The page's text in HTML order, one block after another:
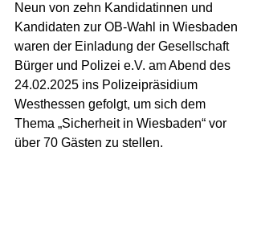
Neun von zehn Kandidatinnen und
Kandidaten zur OB-Wahl in Wiesbaden
waren der Einladung der Gesellschaft
Bürger und Polizei e.V. am Abend des
24.02.2025 ins Polizeipräsidium
Westhessen gefolgt, um sich dem
Thema „Sicherheit in Wiesbaden“ vor
über 70 Gästen zu stellen.